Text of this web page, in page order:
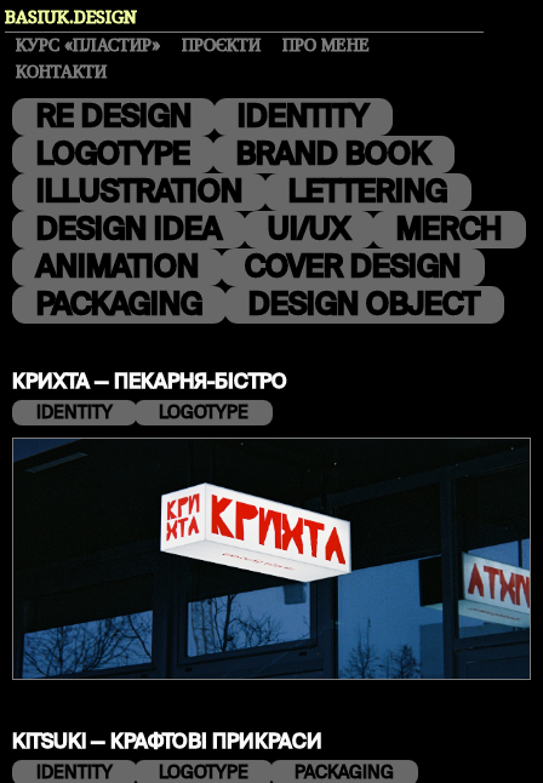
BASIUK.DESIGN
КУРС «ПЛАСТИР»
ПРОЄКТИ
ПРО МЕНЕ
КОНТАКТИ
RE DESIGN
IDENTITY
LOGOTYPE
BRAND BOOK
ILLUSTRATION
LETTERING
DESIGN IDEA
UI/UX
MERCH
ANIMATION
COVER DESIGN
PACKAGING
DESIGN OBJECT
КРИХТА — ПЕКАРНЯ-БІСТРО
IDENTITY LOGOTYPE
KITSUKI — КРАФТОВІ ПРИКРАСИ
IDENTITY LOGOTYPE PACKAGING